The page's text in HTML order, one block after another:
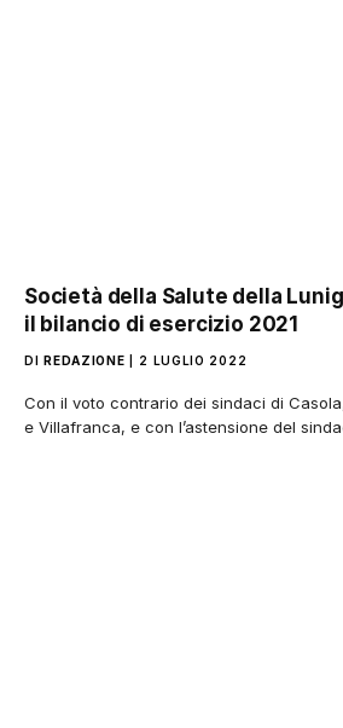
Società della Salute della
il bilancio di esercizio 2021
DI REDAZIONE 2 LUGLIO 2022
Con il voto contrario dei sindaci di
e Villafranca, e con l’astensione del